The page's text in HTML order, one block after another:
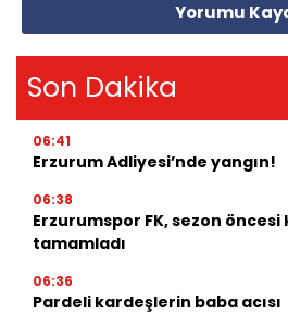
Yorumu
Son Dakika
06:41
Erzurum Adliyesi’nde yangın!
06:38
Erzurumspor FK, sezon öncesi
tamamladı
06:36
Pardeli kardeşlerin baba acısı